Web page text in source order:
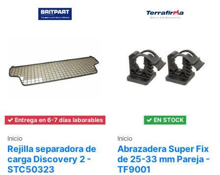
Entrega en 6-7 días laborables
Inicio
Rejilla separadora de
carga Discovery 2 -
STC50323
EN STOCK
Inicio
Abrazadera Super Fix
de 25-33 mm Pareja -
TF9001